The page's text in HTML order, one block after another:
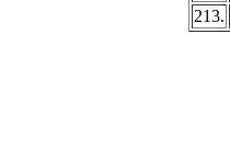
213.